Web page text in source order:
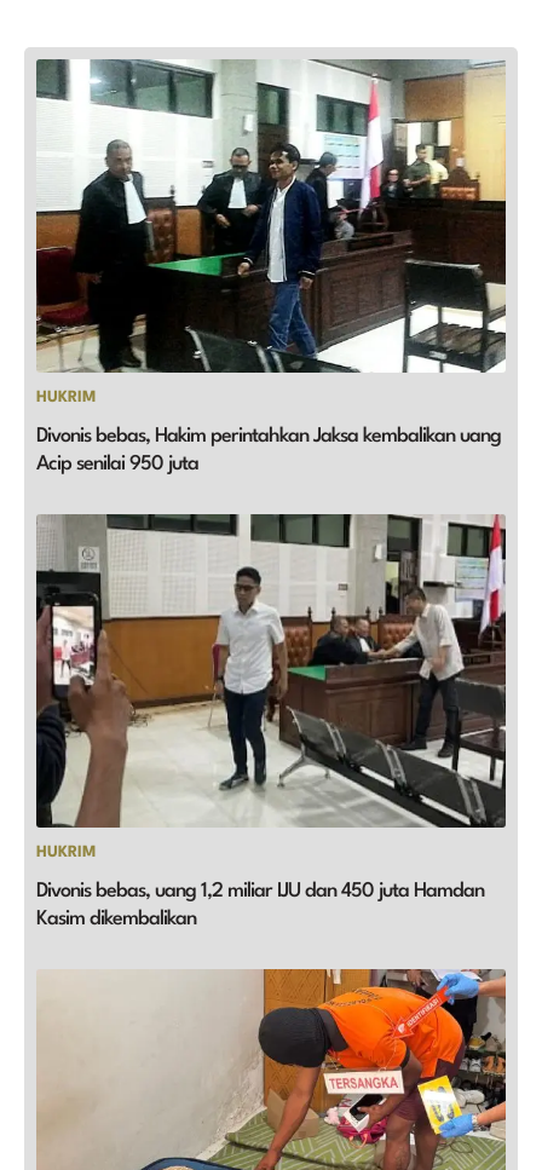
HUKRIM
Divonis bebas, Hakim perintahkan Jaksa kembalikan uang
Acip senilai 950 juta
HUKRIM
Divonis bebas, uang 1,2 miliar IJU dan 450 juta Hamdan
Kasim dikembalikan